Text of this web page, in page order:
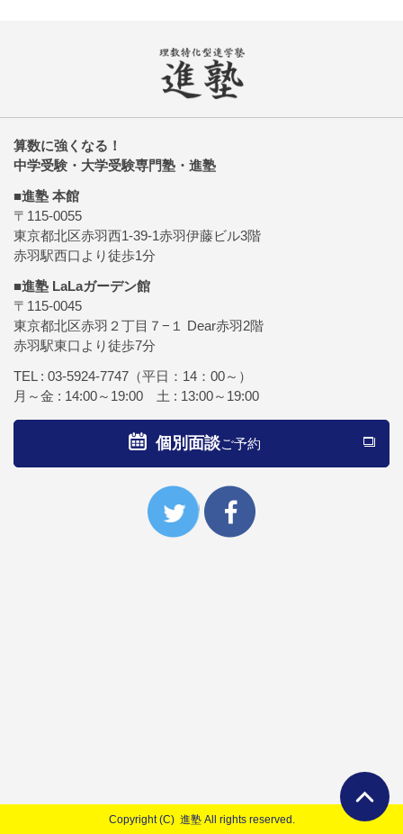
算数に強くなる！
中学受験・大学受験専門塾・進塾
■進塾 本館
〒115-0055
東京都北区赤羽西1-39-1赤羽伊藤ビル3階
赤羽駅西口より徒歩1分
■進塾 LaLaガーデン館
〒115-0045
東京都北区赤羽２丁目７−１ Dear赤羽2階
赤羽駅東口より徒歩7分
TEL : 03-5924-7747 （平日：14：00～）
月～金 : 14:00～19:00 土 : 13:00～19:00
個別面談ご予約
Copyright (C) 進塾 All rights reserved.